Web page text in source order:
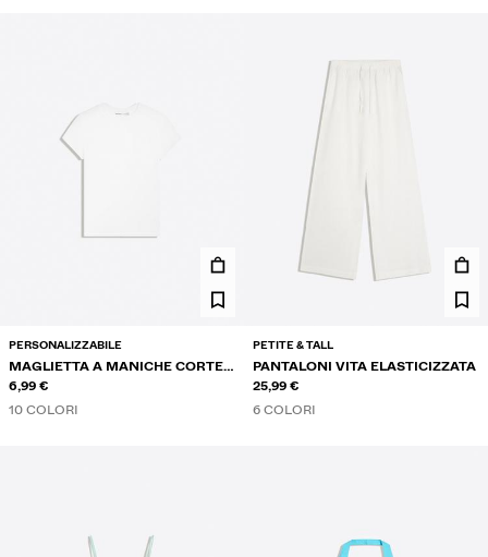
PERSONALIZZABILE
MAGLIETTA A MANICHE CORTE
GIROCOLLO
6,99 €
10 COLORI
PETITE & TALL
PANTALONI VITA ELASTICIZZATA
25,99 €
6 COLORI